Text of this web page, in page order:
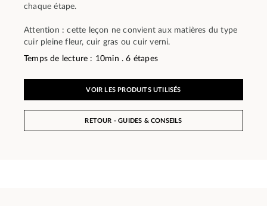
chaque étape.
Attention : cette leçon ne convient aux matières du type
cuir pleine fleur, cuir gras ou cuir verni.
Temps de lecture : 10min . 6 étapes
VOIR LES PRODUITS UTILISÉS
RETOUR - GUIDES & CONSEILS